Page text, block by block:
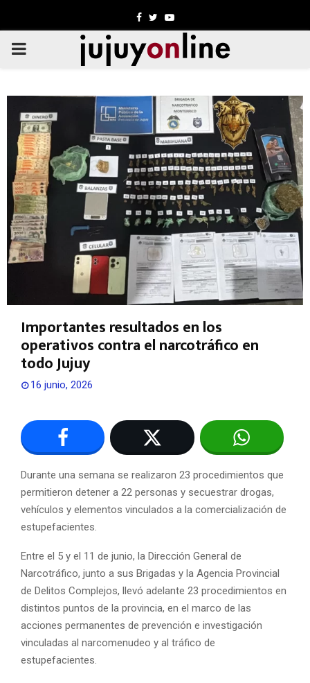
Facebook
TwitterYoutube
PRIMARY
Importantes resultados en los
operativos contra el narcotráfico en
todo Jujuy
16 junio, 2026
Durante una semana se realizaron 23 procedimientos que
permitieron detener a 22 personas y secuestrar drogas,
vehículos y elementos vinculados a la comercialización de
estupefacientes.
Entre el 5 y el 11 de junio, la Dirección General de
Narcotráfico, junto a sus Brigadas y la Agencia Provincial
de Delitos Complejos, llevó adelante 23 procedimientos en
distintos puntos de la provincia, en el marco de las
acciones permanentes de prevención e investigación
vinculadas al narcomenudeo y al tráfico de
estupefacientes.